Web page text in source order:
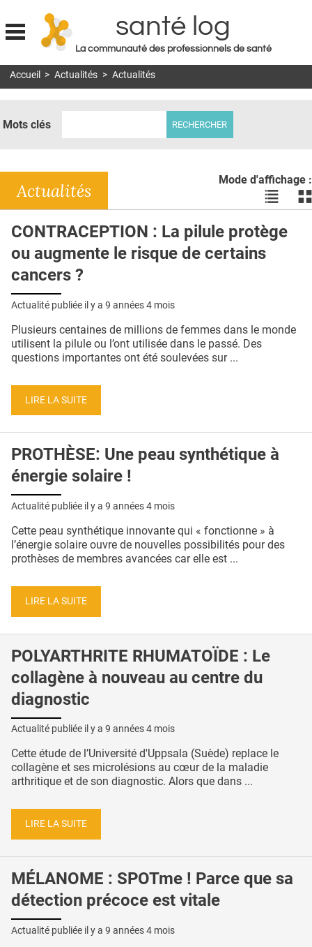
Jump to navigation
santé log
La communauté des professionnels de santé
MON COMPTE
DOSSIERS
RÉSEAUX
E-REVUE SAD
L'APP
PUBLICITÉ
CONTACT
Accueil > Actualités > Actualités
Mots clés
Mode d'affichage :
Voir
les
en
liste
les
Actualités
CONTRACEPTION : La pilule protège
ou augmente le risque de certains
cancers ?
Actualité publiée il y a 9 années 4 mois
Plusieurs centaines de millions de femmes dans le monde
utilisent la pilule ou l’ont utilisée dans le passé. Des
questions importantes ont été soulevées sur ...
LIRE LA SUITE
PROTHÈSE: Une peau synthétique à
énergie solaire !
Actualité publiée il y a 9 années 4 mois
Cette peau synthétique innovante qui « fonctionne » à
l’énergie solaire ouvre de nouvelles possibilités pour des
prothèses de membres avancées car elle est ...
LIRE LA SUITE
POLYARTHRITE RHUMATOÏDE : Le
collagène à nouveau au centre du
diagnostic
Actualité publiée il y a 9 années 4 mois
Cette étude de l’Université d'Uppsala (Suède) replace le
collagène et ses microlésions au cœur de la maladie
arthritique et de son diagnostic. Alors que dans ...
LIRE LA SUITE
MÉLANOME : SPOTme ! Parce que sa
détection précoce est vitale
Actualité publiée il y a 9 années 4 mois